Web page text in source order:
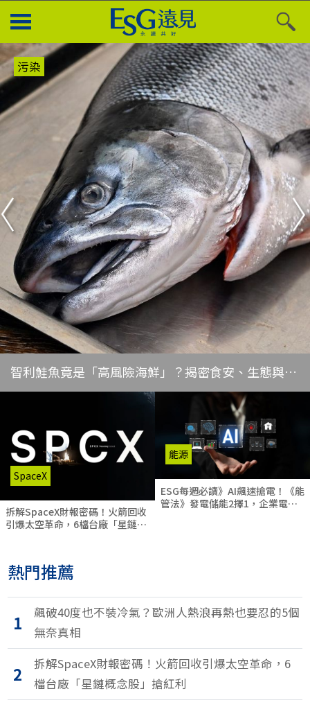
污染
智利鮭魚竟是「高風險海鮮」？揭密食安、生態與勞
權的產業黑幕
Previous
SpaceX
拆解SpaceX財報密碼！火箭回收
引爆太空革命，6檔台廠「星鏈概
能源
ESG每週必讀》AI飆速搶電！《能
管法》發電儲能2擇1，企業電網
熱門推薦
1
飆破40度也不裝冷氣？歐洲人熱浪再熱也要忍的5個
無奈真相
2
拆解SpaceX財報密碼！火箭回收引爆太空革命，6
檔台廠「星鏈概念股」搶紅利